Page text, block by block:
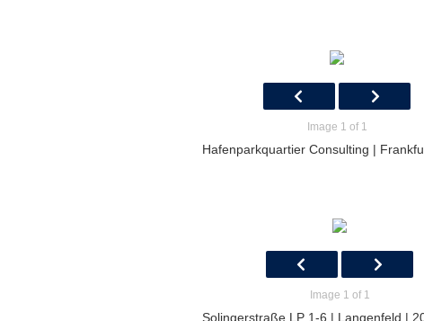
Image 1 of 1
Hafenparkquartier Consulting |
Image 1 of 1
Solingerstraße LP 1-6 | Langenfeld |